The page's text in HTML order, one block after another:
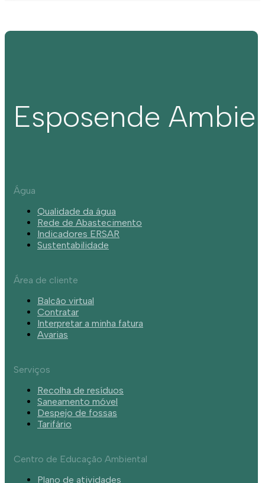
Esposende
Água
Qualidade da água
Rede de Abastecimento
Indicadores ERSAR
Sustentabilidade
Área de cliente
Balcão virtual
Contratar
Interpretar a minha fatura
Avarias
Serviços
Recolha de resíduos
Saneamento móvel
Despejo de fossas
Tarifário
Centro de Educação Ambiental
Plano de atividades